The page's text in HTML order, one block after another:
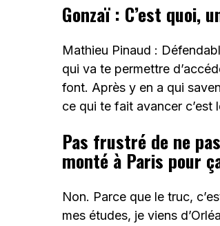
Gonzaï : C’est quoi,
Mathieu Pinaud :
qui va te permettre
font. Après y en a qui
ce qui te fait avancer c’est
Pas frustré de ne
monté à Paris pour
Non. Parce que le truc,
mes études, je viens